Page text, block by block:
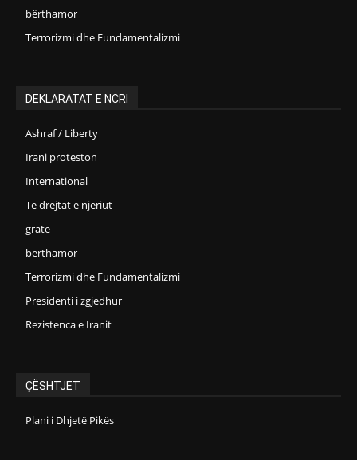
bërthamor
Terrorizmi dhe Fundamentalizmi
DEKLARATAT E NCRI
Ashraf / Liberty
Irani proteston
International
Të drejtat e njeriut
gratë
bërthamor
Terrorizmi dhe Fundamentalizmi
Presidenti i zgjedhur
Rezistenca e Iranit
ÇËSHTJET
Plani i Dhjetë Pikës